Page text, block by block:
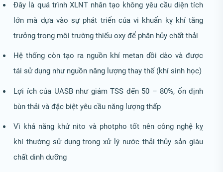
Đây là quá trình XLNT nhân tạo không yêu cầu diện tích
lớn mà dựa vào sự phát triển của vi khuẩn kỵ khí tăng
trưởng trong môi trường thiếu oxy để phân hủy chất thải
Hệ thống còn tạo ra nguồn khí metan dồi dào và được
tái sử dụng như nguồn năng lượng thay thế (khí sinh học)
Lợi ích của UASB như giảm TSS đến 50 – 80%, ổn định
bùn thải và đặc biệt yêu cầu năng lượng thấp
Vì khả năng khử nito và photpho tốt nên công nghệ kỵ
khí thường sử dụng trong xử lý nước thải thủy sản giàu
chất dinh dưỡng